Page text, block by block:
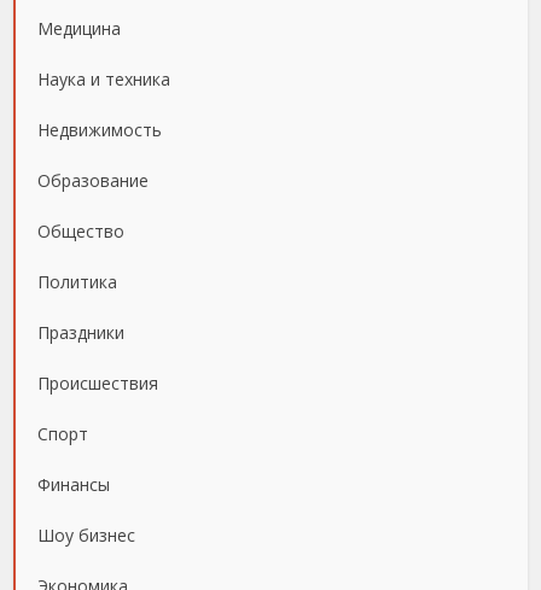
Медицина
Наука и техника
Недвижимость
Образование
Общество
Политика
Праздники
Происшествия
Спорт
Финансы
Шоу бизнес